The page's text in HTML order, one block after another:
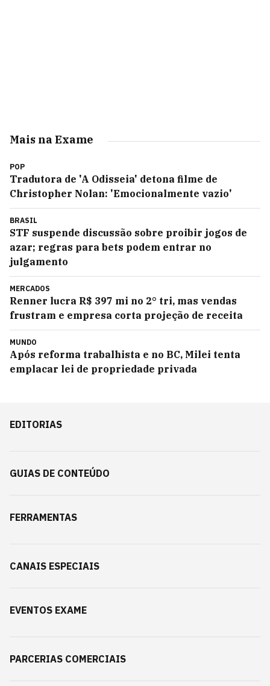
Mais na Exame
POP
Tradutora de 'A Odisseia' detona filme de
Christopher Nolan: 'Emocionalmente vazio'
BRASIL
STF suspende discussão sobre proibir jogos de
azar; regras para bets podem entrar no
julgamento
MERCADOS
Renner lucra R$ 397 mi no 2° tri, mas vendas
frustram e empresa corta projeção de receita
MUNDO
Após reforma trabalhista e no BC, Milei tenta
emplacar lei de propriedade privada
EDITORIAS
GUIAS DE CONTEÚDO
FERRAMENTAS
CANAIS ESPECIAIS
EVENTOS EXAME
PARCERIAS COMERCIAIS